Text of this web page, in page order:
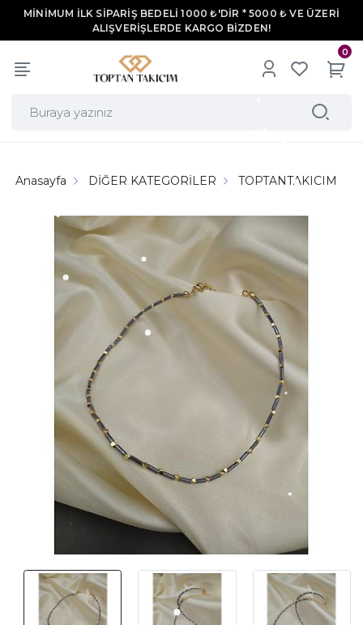
MİNİMUM İLK SİPARİŞ BEDELİ 1000 ₺'DİR * 5000 ₺ VE ÜZERİ
ALIŞVERİŞLERDE KARGO BİZDEN!
0
Anasayfa DİĞER KATEGORİLER TOPTANTAKICIM